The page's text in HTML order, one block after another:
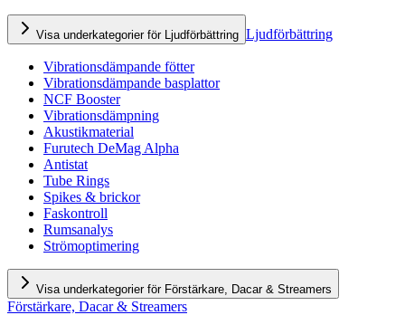
Visa underkategorier för Ljudförbättring Ljudförbättring
Vibrationsdämpande fötter
Vibrationsdämpande basplattor
NCF Booster
Vibrationsdämpning
Akustikmaterial
Furutech DeMag Alpha
Antistat
Tube Rings
Spikes & brickor
Faskontroll
Rumsanalys
Strömoptimering
Visa underkategorier för Förstärkare, Dacar & Streamers
Förstärkare, Dacar & Streamers